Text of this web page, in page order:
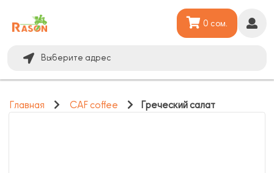
Выберите адрес
0 сом.
Главная CAF coffee Греческий салат